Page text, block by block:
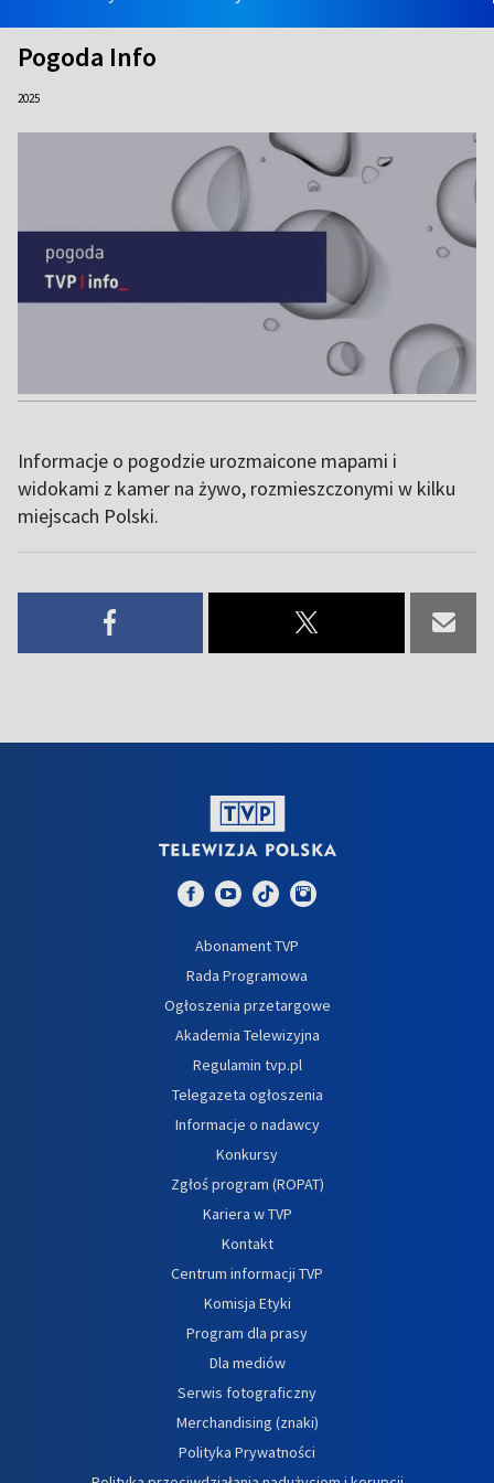
Pogoda Info
2025
Informacje o pogodzie urozmaicone mapami i
widokami z kamer na żywo, rozmieszczonymi w kilku
miejscach Polski.
Abonament TVP
Rada Programowa
Ogłoszenia przetargowe
Akademia Telewizyjna
Regulamin tvp.pl
Telegazeta ogłoszenia
Informacje o nadawcy
Konkursy
Zgłoś program (ROPAT)
Kariera w TVP
Kontakt
Centrum informacji TVP
Komisja Etyki
Program dla prasy
Dla mediów
Serwis fotograficzny
Merchandising (znaki)
Polityka Prywatności